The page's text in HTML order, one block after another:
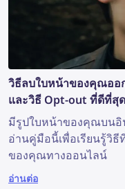
วิธีลบใบหน้าของคุณออ
และวิธี Opt-out ที่ดีที่สุด
มีรูปใบหน้าของคุณบนอิ
อ่านคู่มือนี้เพื่อเรียนรู้วิ
ของคุณทางออนไลน์
อ่านต่อ